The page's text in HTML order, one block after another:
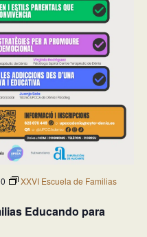
Educando para
XXVI Escuela de Familias